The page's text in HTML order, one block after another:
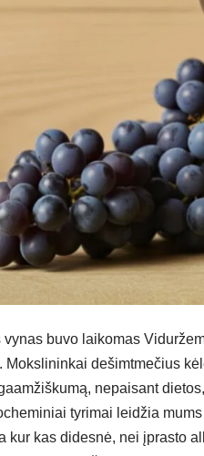
buvo laikomas
Mokslininkai dešimtmečius
nepaisant
tyrimai leidžia
kur kas didesnė, nei įprasto